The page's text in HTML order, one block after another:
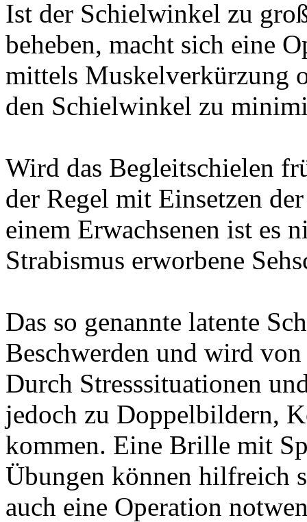
Ist der Schielwinkel zu
beheben, macht sich eine
mittels Muskelverkürzung
den Schielwinkel zu
Wird das Begleitschielen
der Regel mit Einsetzen
einem Erwachsenen ist es
Strabismus erworbene
Das so genannte latente
Beschwerden und wird
Durch Stresssituationen
jedoch zu Doppelbildern,
kommen. Eine Brille mit
Übungen können hilfreich
auch eine Operation